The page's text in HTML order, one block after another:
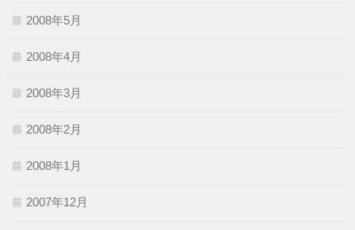
2008年5月
2008年4月
2008年3月
2008年2月
2008年1月
2007年12月